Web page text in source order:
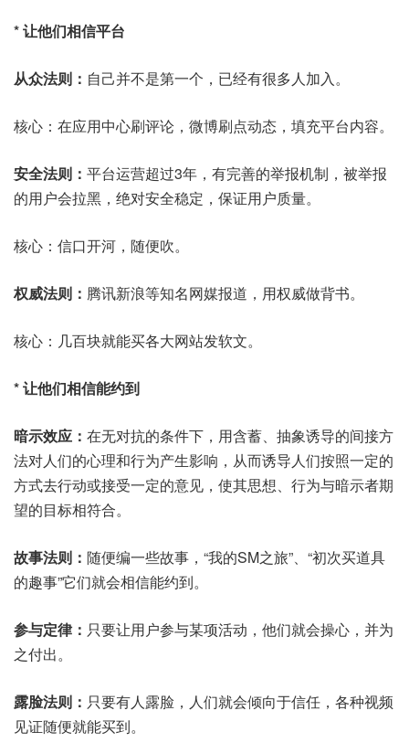
* 让他们相信平台
从众法则： 自己并不是第一个，已经有很多人加入。
核心：在应用中心刷评论，微博刷点动态，填充平台内容。
安全法则： 平台运营超过3年，有完善的举报机制，被举报
的用户会拉黑，绝对安全稳定，保证用户质量。
核心：信口开河，随便吹。
权威法则： 腾讯新浪等知名网媒报道，用权威做背书。
核心：几百块就能买各大网站发软文。
* 让他们相信能约到
暗示效应： 在无对抗的条件下，用含蓄、抽象诱导的间接方
法对人们的心理和行为产生影响，从而诱导人们按照一定的
方式去行动或接受一定的意见，使其思想、行为与暗示者期
望的目标相符合。
故事法则： 随便编一些故事，“我的SM之旅”、“初次买道具
的趣事”它们就会相信能约到。
参与定律： 只要让用户参与某项活动，他们就会操心，并为
之付出。
露脸法则： 只要有人露脸，人们就会倾向于信任，各种视频
见证随便就能买到。